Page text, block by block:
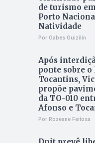
de turismo
Porto
Natividade
Por Gabes Guizilin
Após
ponte sobre o
Tocantins,
propõe
da TO-010
Afonso e
Por Rozeane Feitosa